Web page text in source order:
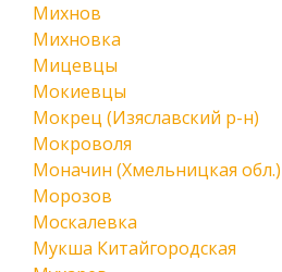
Михнов
Михновка
Мицевцы
Мокиевцы
Мокрец (Изяславский р-н)
Мокроволя
Моначин (Хмельницкая обл.)
Морозов
Москалевка
Мукша Китайгородская